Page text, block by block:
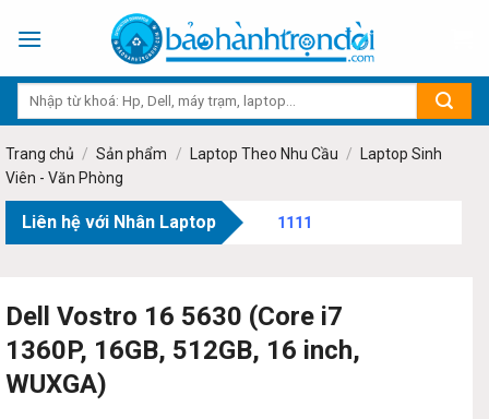
Trang chủ / Sản phẩm / Laptop Theo Nhu Cầu /
Laptop Sinh
Viên - Văn Phòng
Liên hệ với Nhân Laptop
Dell Vostro 16 5630 (Core i7
1360P, 16GB, 512GB, 16 inch,
WUXGA)